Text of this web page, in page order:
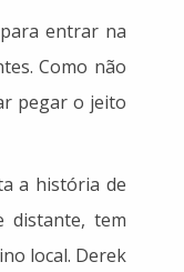
entrar na
Como não
pegar o jeito
a história de
distante, tem
local. Derek